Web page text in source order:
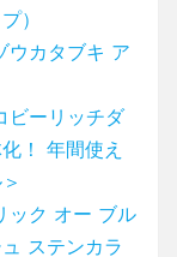
）
カタブキ ア
ーリッチダ
！ 年間使え
ック オー ブル
ステンカラ